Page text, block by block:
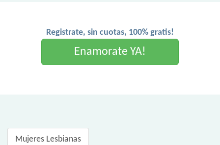
Registrate, sin cuotas, 100% gratis!
Enamorate YA!
Mujeres Lesbianas